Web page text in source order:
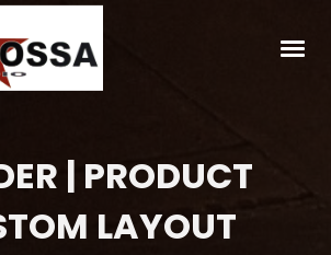
| PRODUCT
LAYOUT